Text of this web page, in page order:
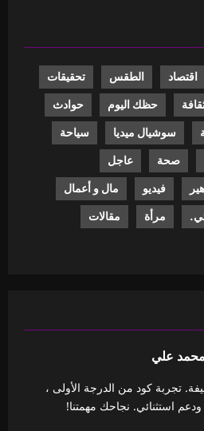
اقتصاد الطقس تحقيقات
حظك اليوم حوادث
سوشيال ميديا سياحة
صحة عاجل
فيديو مال و أعمال
مرأة مقالات
محمد علي
تجربة كود من الدرجة الأولى ،
استثنائي. نجاحك مهمتنا!